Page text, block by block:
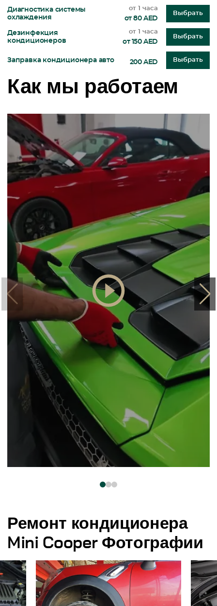
Диагностика системы
охлаждения
от 1 часа
от 80 AED
Выбрать
Дезинфекция
кондиционеров
от 1 часа
от 150 AED
Выбрать
Заправка кондиционера авто 200 AED Выбрать
Как мы работаем
Ремонт кондиционера
Mini Cooper Фотографии